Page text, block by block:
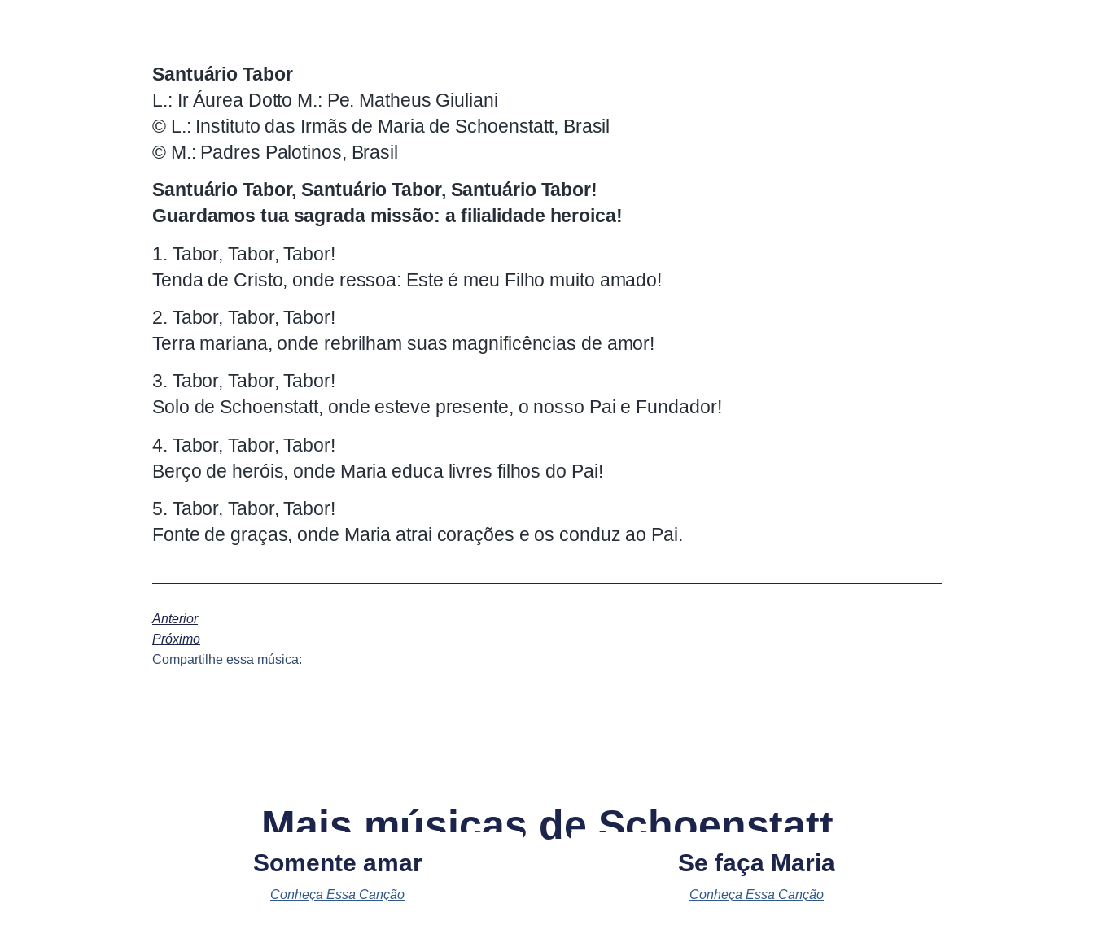
Santuário Tabor
L.: Ir Áurea Dotto M.: Pe. Matheus Giuliani
© L.: Instituto das Irmãs de Maria de Schoenstatt, Brasil
© M.: Padres Palotinos, Brasil
Santuário Tabor, Santuário Tabor, Santuário Tabor!
Guardamos tua sagrada missão: a filialidade heroica!
1. Tabor, Tabor, Tabor!
Tenda de Cristo, onde ressoa: Este é meu Filho muito amado!
2. Tabor, Tabor, Tabor!
Terra mariana, onde rebrilham suas magnificências de amor!
3. Tabor, Tabor, Tabor!
Solo de Schoenstatt, onde esteve presente, o nosso Pai e Fundador!
4. Tabor, Tabor, Tabor!
Berço de heróis, onde Maria educa livres filhos do Pai!
5. Tabor, Tabor, Tabor!
Fonte de graças, onde Maria atrai corações e os conduz ao Pai.
Anterior
Próximo
Compartilhe essa música:
Mais músicas de Schoenstatt
Somente amar
Conheça Essa Canção
Se faça Maria
Conheça Essa Canção